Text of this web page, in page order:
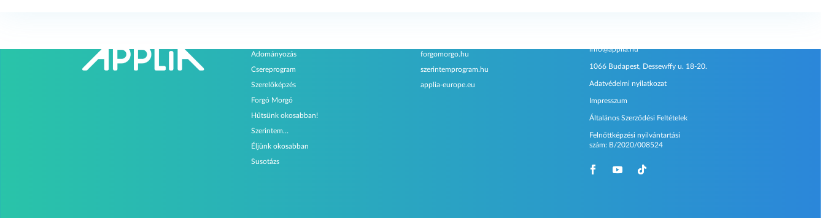
Adományozás
Csereprogram
Szerelőképzés
Forgó Morgó
Hűtsünk okosabban!
Szerintem…
Éljünk okosabban
Susotázs
forgomorgo.hu
szerintemprogram.hu
applia-europe.eu
info@applia.hu
1066 Budapest, Dessewffy u. 18-20.
Adatvédelmi nyilatkozat
Impresszum
Általános Szerződési Feltételek
Felnőttképzési nyilvántartási
szám: B/2020/008524